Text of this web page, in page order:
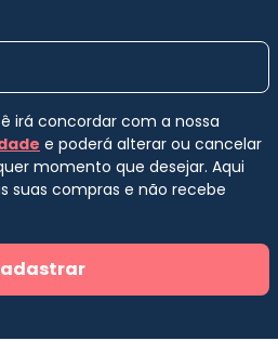
irá concordar com a nossa
e poderá alterar ou cancelar
momento que desejar. Aqui
suas compras e não recebe